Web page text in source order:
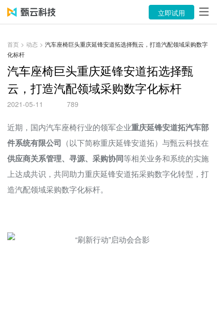
产品
资源中心
关于
语言
立即试用
售前咨询：400-116-6869
立即试用
首页 > 动态 > 汽车座椅巨头重庆延锋安道拓选择甄云，打造汽配领域采购数字
化标杆
汽车座椅巨头重庆延锋安道拓选择甄
云，打造汽配领域采购数字化标杆
2021-05-11 789
近期，国内汽车座椅行业的领军企业重庆延锋安道拓汽车部
件系统有限公司 （以下简称重庆延锋安道拓）与甄云科技在
供应商关系管理、寻源、采购协同等相关业务和系统的实施
上达成共识，共同助力重庆延锋安道拓采购数字化转型，打
造汽配领域采购数字化标杆。